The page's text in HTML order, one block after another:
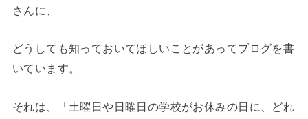
さんに、
どうしても知っておいてほしいことがあってブログを書
いています。
それは、「土曜日や日曜日の学校がお休みの日に、どれ